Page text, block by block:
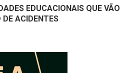
EDUCACIONAIS QUE VÃO
ACIDENTES